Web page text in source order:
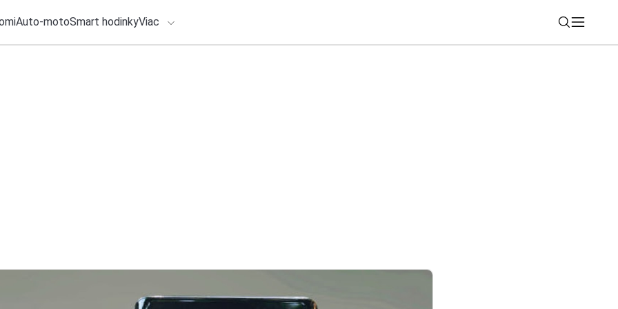
Auto-motoSmart hodinkyViac